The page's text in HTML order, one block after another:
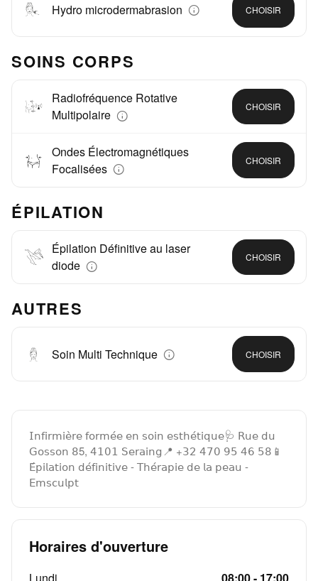
Hydro microdermabrasion CHOISIR
SOINS CORPS
Radiofréquence Rotative
Multipolaire
CHOISIR
Ondes Électromagnétiques
Focalisées
CHOISIR
ÉPILATION
Épilation Définitive au laser
diode
CHOISIR
AUTRES
Soin Multi Technique CHOISIR
𝖨𝗇𝖿𝗂𝗋𝗆𝗂𝖾̀𝗋𝖾 𝖿𝗈𝗋𝗆𝖾́𝖾 𝖾𝗇 𝗌𝗈𝗂𝗇 𝖾𝗌𝗍𝗁𝖾́𝗍𝗂𝗊𝗎𝖾🩺 𝖱𝗎𝖾 𝖽𝗎
𝖦𝗈𝗌𝗌𝗈𝗇 𝟪5, 𝟦𝟣𝟢𝟣 𝖲𝖾𝗋𝖺𝗂𝗇𝗀📍 +𝟥𝟤 𝟦𝟩𝟢 𝟫𝟧 𝟦𝟨 𝟧𝟪📱
𝖤́𝗉𝗂𝗅𝖺𝗍𝗂𝗈𝗇 𝖽𝖾́𝖿𝗂𝗇𝗂𝗍𝗂𝗏𝖾 - 𝖳𝗁𝖾́𝗋𝖺𝗉𝗂𝖾 𝖽𝖾 𝗅𝖺 𝗉𝖾𝖺𝗎 -
𝖤𝗆𝗌𝖼𝗎𝗅𝗉𝗍
Horaires d'ouverture
Lundi 08:00 - 17:00